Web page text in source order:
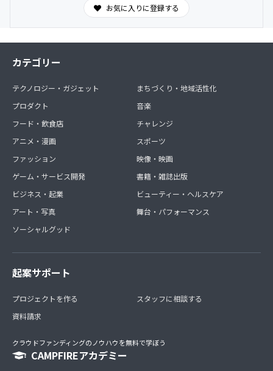
(※顔出しの有無は自由)
ー舞台、LIVE等のご招待(不定期)
ー著名人、タレント、医師や専門家を招いたリアルパーテ
ィ(年に1回以上)に優先的且つ特別(VIP)参加権
―オンラインで開催される「安眠ストレッチ」や「エクサ
サイズ」に参加できる
▶毎月：
ー月1回のマンツーマン”ボディメイク”カウンセリング
(最新AIによる姿勢解析等)
―会員限定のコンテンツを閲覧
―学長のダイエット＆健康コラムの連載原稿(新聞等)が買
わなくても毎月読める
★プレミアム学生証(福利厚生カード)とは？
美ボディ大学の特待生だけが使えるカードを発行★
らなくても特待生だけの学生価格が設定され”使いたい時
だけ都度利用として使えたり、有名カラオケチェーン店の
会員証を作らなくても、このカードを提示するだけでいつ
る”魔法のようなカード
(※販売や譲渡等は出来ません)
お気に入りに登録する
カテゴリー
テクノロジー・ガジェット
プロダクト
フード・飲食店
アニメ・漫画
ファッション
ゲーム・サービス開発
ビジネス・起業
アート・写真
ソーシャルグッド
まちづくり・地域活性化
音楽
チャレンジ
スポーツ
映像・映画
書籍・雑誌出版
ビューティー・ヘルスケア
舞台・パフォーマンス
起案サポート
プロジェクトを作る
資料請求
スタッフに相談する
クラウドファンディングのノウハウを無料で学ぼう
CAMPFIREアカデミー